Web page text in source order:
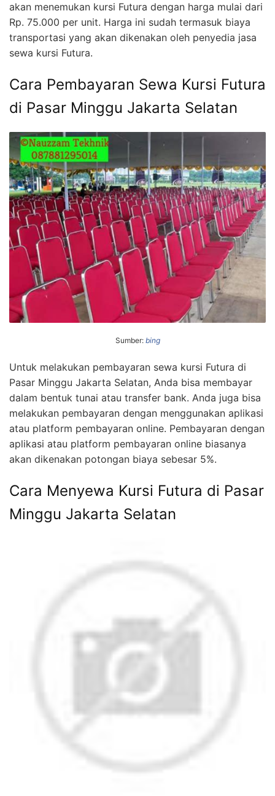
akan menemukan kursi Futura dengan harga mulai dari
Rp. 75.000 per unit. Harga ini sudah termasuk biaya
transportasi yang akan dikenakan oleh penyedia jasa
sewa kursi Futura.
Cara Pembayaran Sewa Kursi Futura
di Pasar Minggu Jakarta Selatan
Sumber: bing
Untuk melakukan pembayaran sewa kursi Futura di
Pasar Minggu Jakarta Selatan, Anda bisa membayar
dalam bentuk tunai atau transfer bank. Anda juga bisa
melakukan pembayaran dengan menggunakan aplikasi
atau platform pembayaran online. Pembayaran dengan
aplikasi atau platform pembayaran online biasanya
akan dikenakan potongan biaya sebesar 5%.
Cara Menyewa Kursi Futura di Pasar
Minggu Jakarta Selatan